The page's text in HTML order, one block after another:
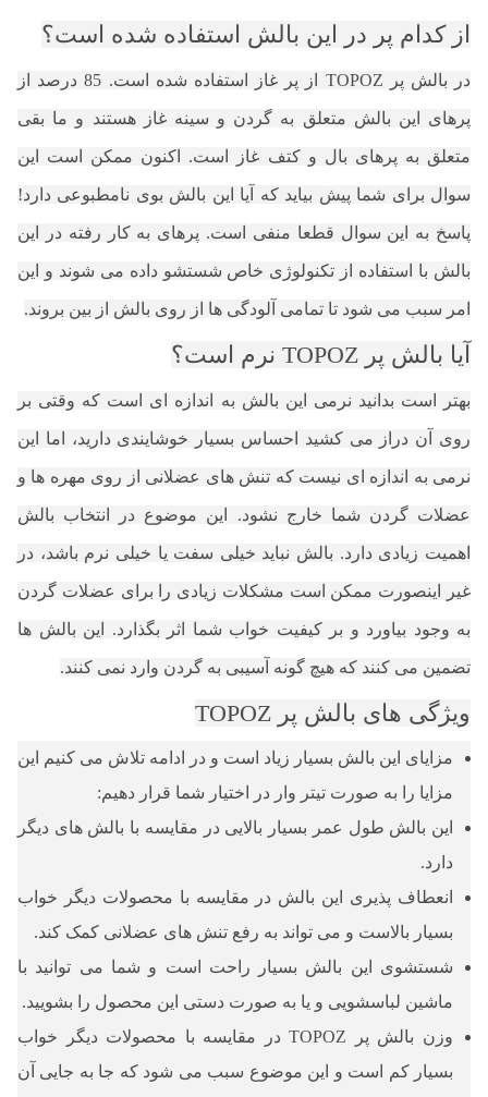
از کدام پر در این بالش استفاده شده است؟
در بالش پر TOPOZ از پر غاز استفاده شده است. 85 درصد از
پرهای این بالش متعلق به گردن و سینه غاز هستند و ما بقی
متعلق به پرهای بال و کتف غاز است. اکنون ممکن است این
سوال برای شما پیش بیاید که آیا این بالش بوی نامطبوعی دارد!
پاسخ به این سوال قطعا منفی است. پرهای به کار رفته در این
بالش با استفاده از تکنولوژی خاص شستشو داده می شوند و این
امر سبب می شود تا تمامی آلودگی ها از روی بالش از بین بروند.
آیا بالش پر TOPOZ نرم است؟
بهتر است بدانید نرمی این بالش به اندازه ای است که وقتی بر
روی آن دراز می کشید احساس بسیار خوشایندی دارید، اما این
نرمی به اندازه ای نیست که تنش های عضلانی از روی مهره ها و
عضلات گردن شما خارج نشود. این موضوع در انتخاب بالش
اهمیت زیادی دارد. بالش نباید خیلی سفت یا خیلی نرم باشد، در
غیر اینصورت ممکن است مشکلات زیادی را برای عضلات گردن
به وجود بیاورد و بر کیفیت خواب شما اثر بگذارد. این بالش ها
تضمین می کنند که هیچ گونه آسیبی به گردن وارد نمی کنند.
ویژگی های بالش پر TOPOZ
مزایای این بالش بسیار زیاد است و در ادامه تلاش می کنیم این
مزایا را به صورت تیتر وار در اختیار شما قرار دهیم:
این بالش طول عمر بسیار بالایی در مقایسه با بالش های دیگر
دارد.
انعطاف پذیری این بالش در مقایسه با محصولات دیگر خواب
بسیار بالاست و می تواند به رفع تنش های عضلانی کمک کند.
شستشوی این بالش بسیار راحت است و شما می توانید با
ماشین لباسشویی و یا به صورت دستی این محصول را بشویید.
وزن بالش پر TOPOZ در مقایسه با محصولات دیگر خواب
بسیار کم است و این موضوع سبب می شود که جا به جایی آن